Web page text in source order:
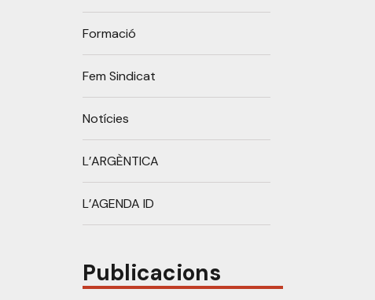
Formació
Fem Sindicat
Notícies
L’ARGÈNTICA
L’AGENDA ID
Publicacions